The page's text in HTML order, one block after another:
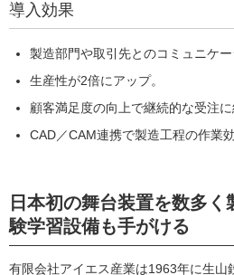
導入効果
製造部門や取引先とのコミュニケー
生産性が2倍にアップ。
顧客満足度の向上で継続的な受注に
CAD／CAM連携で製造工程の作業
日本初の舞台装置を数多
験学習設備も手がける
有限会社アイエス産業は1963年に生山